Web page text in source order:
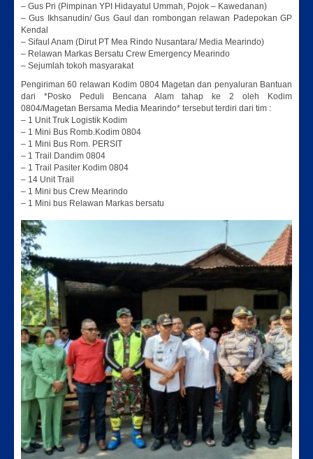
– Gus Pri (Pimpinan YPI Hidayatul Ummah, Pojok – Kawedanan)
– Gus Ikhsanudin/ Gus Gaul dan rombongan relawan Padepokan GP
Kendal
– Sifaul Anam (Dirut PT Mea Rindo Nusantara/ Media Mearindo)
– Relawan Markas Bersatu Crew Emergency Mearindo
– Sejumlah tokoh masyarakat
Pengiriman 60 relawan Kodim 0804 Magetan dan penyaluran Bantuan
dari *Posko Peduli Bencana Alam tahap ke 2 oleh Kodim
0804/Magetan Bersama Media Mearindo* tersebut terdiri dari tim :
– 1 Unit Truk Logistik Kodim
– 1 Mini Bus Romb.Kodim 0804
– 1 Mini Bus Rom. PERSIT
– 1 Trail Dandim 0804
– 1 Trail Pasiter Kodim 0804
– 14 Unit Trail
– 1 Mini bus Crew Mearindo
– 1 Mini bus Relawan Markas bersatu